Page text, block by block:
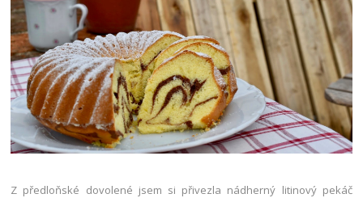
Z předloňské dovolené jsem si přivezla nádherný litinový pekáč